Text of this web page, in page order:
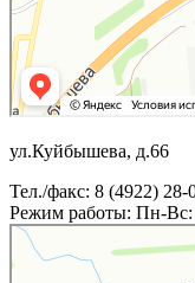
ул.Куйбышева, д.66
Тел./факс: 8 (4922) 28-
Режим работы: Пн-Вс: